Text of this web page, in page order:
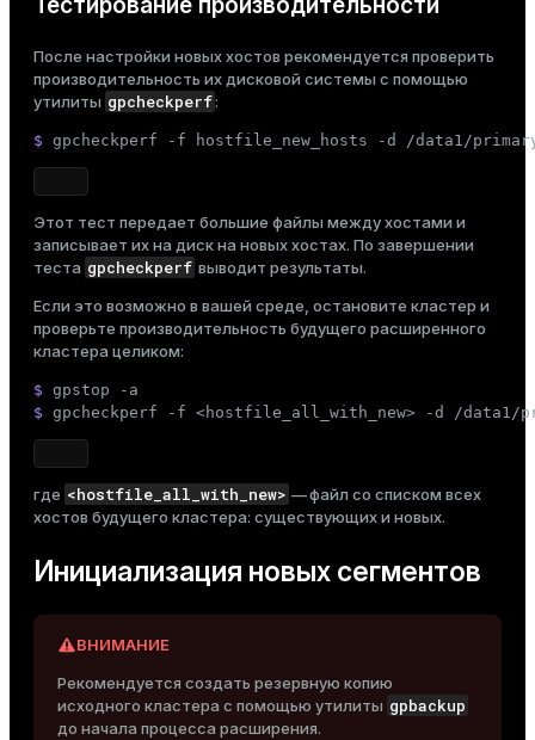
Тестирование производительности
После настройки новых хостов рекомендуется проверить
производительность их дисковой системы с помощью
утилиты gpcheckperf:
$ gpcheckperf -f hostfile_new_hosts -d /data1/
Этот тест передает большие файлы между хостами и
записывает их на диск на новых хостах. По завершении
теста gpcheckperf выводит результаты.
Если это возможно в вашей среде, остановите кластер и
проверьте производительность будущего расширенного
кластера целиком:
$ gpstop -a
$ gpcheckperf -f <hostfile_all_with_new> -d /data1/
где <hostfile_all_with_new> — файл со списком всех
хостов будущего кластера: существующих и новых.
Инициализация новых сегментов
ВНИМАНИЕ
Рекомендуется создать резервную копию
исходного кластера с помощью утилиты gpbackup
до начала процесса расширения.